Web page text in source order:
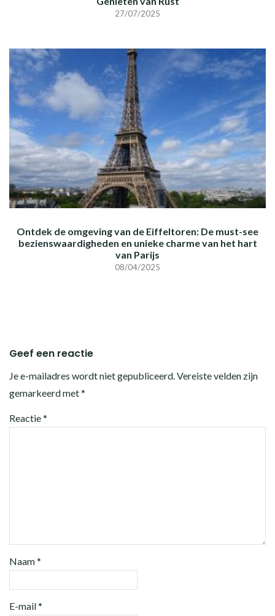
27/07/2025
Ontdek de omgeving van de Eiffeltoren: De must-see
bezienswaardigheden en unieke charme van het hart
van Parijs
08/04/2025
Geef een reactie
Je e-mailadres wordt niet gepubliceerd.Vereiste velden zijn
gemarkeerd met*
Reactie*
Naam*
E-mail*